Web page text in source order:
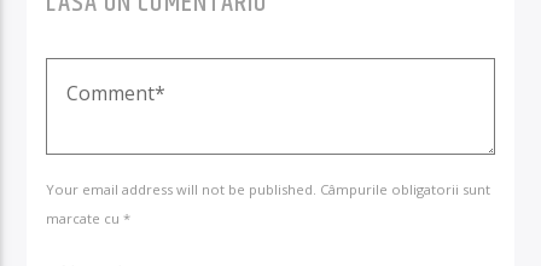
Your email address will not be published. Câmpurile obligatorii sunt
marcate cu *